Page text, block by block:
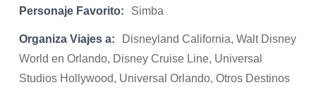
Personaje Favorito: Simba
Organiza Viajes a:
Disneyland California, Walt Disney
World en Orlando, Disney Cruise Line, Universal
Studios Hollywood, Universal Orlando, Otros Destinos